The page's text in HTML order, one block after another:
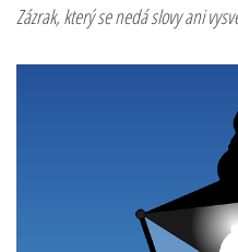
Zázrak, který se nedá slovy ani